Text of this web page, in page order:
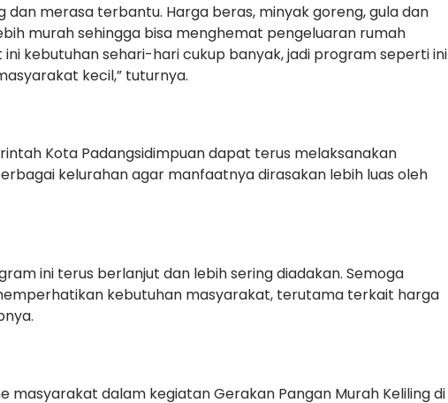
dan merasa terbantu. Harga beras, minyak goreng, gula dan
murah sehingga bisa menghemat pengeluaran rumah
ini kebutuhan sehari-hari cukup banyak, jadi program seperti ini
kecil,” tuturnya.
Kota Padangsidimpuan dapat terus melaksanakan
kelurahan agar manfaatnya dirasakan lebih luas oleh
ini terus berlanjut dan lebih sering diadakan. Semoga
kebutuhan masyarakat, terutama terkait harga
masyarakat dalam kegiatan Gerakan Pangan Murah Keliling di